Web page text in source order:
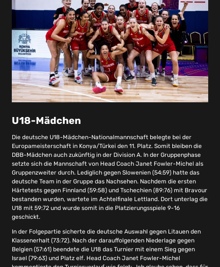
U18-Mädchen
Die deutsche U18-Mädchen-Nationalmannschaft belegte bei der
Europameisterschaft in Konya/Türkei den 11. Platz. Somit bleiben die
DBB-Mädchen auch zukünftig in der Division A. In der Gruppenphase
setzte sich die Mannschaft von Head Coach Janet Fowler-Michel als
Gruppenzweiter durch. Lediglich gegen Slowenien (54:59) hatte das
deutsche Team in der Gruppe das Nachsehen. Nachdem die ersten
Härtetests gegen Finnland (59:58) und Tschechien (89:76) mit Bravour
bestanden wurden, wartete im Achtelfinale Lettland. Dort unterlag die
U18 mit 59:72 und wurde somit in die Platzierungsspiele 9-16
geschickt.
In der Folgepartie sicherte die deutsche Auswahl gegen Litauen den
Klassenerhalt (73:72). Nach der darauffolgenden Niederlage gegen
Belgien (57:61) beendete die U18 das Turnier mit einem Sieg gegen
Israel (79:63) und Platz elf. Head Coach Janet Fowler-Michel